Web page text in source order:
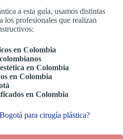
a esta guía, usamos distintas
los profesionales que realizan
en Colombia
en Colombia
en Colombia
en Colombia
para cirugía plástica?